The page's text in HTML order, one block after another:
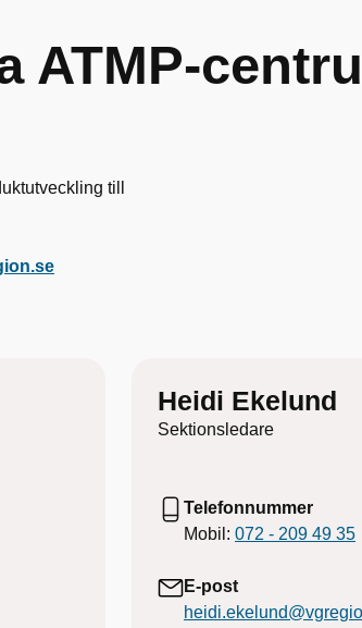
ATMP-
till
Heidi Ekelund
Sektionsledare
Telefonnummer
Mobil: 072 - 209 49 35
E-post